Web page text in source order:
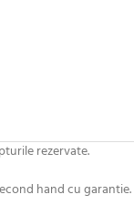
rezervate.
hand cu garantie.